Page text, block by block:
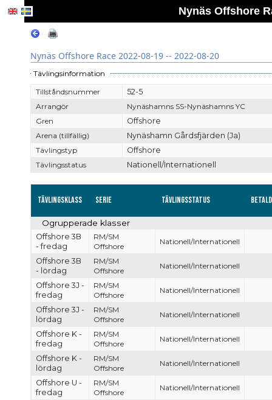
Nynäs Offshore
Nynäs Offshore Race 2022-08-19 -- 2022-08-20
Tävlingsinformation
Tillståndsnummer
52-5
Arrangör
Nynäshamns SS-Nynäshamns YC
Gren
Offshore
Arena (tillfällig)
Nynäshamn Gårdsfjärden (Ja)
Tävlingstyp
Offshore
Tävlingsstatus
Nationell/Internationell
Tävlingsklass Serie Tävlingsstatus
Ogrupperade klasser
Offshore 3B
- fredag
RM/SM
Offshore
Nationell/Internationell
Offshore 3B
- lördag
RM/SM
Offshore
Nationell/Internationell
Offshore 3J -
fredag
RM/SM
Offshore
Nationell/Internationell
Offshore 3J -
lördag
RM/SM
Offshore
Nationell/Internationell
Offshore K -
fredag
RM/SM
Offshore
Nationell/Internationell
Offshore K -
lördag
RM/SM
Offshore
Nationell/Internationell
Offshore U -
fredag
RM/SM
Offshore
Nationell/Internationell